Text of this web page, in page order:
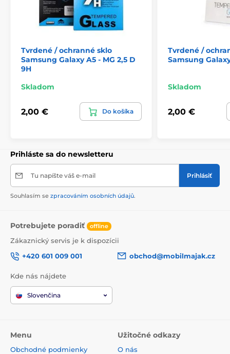
Tvrdené / ochranné sklo
Samsung Galaxy A5 - MG 2,5 D
9H
Skladom
2,00 € Do košíka
Tvrdené /
Samsung
Skladom
2,00 €
Prihláste sa do newsletteru
Tu napíšte váš e-mail Prihlásiť
Souhlasím se zpracováním osobních údajů.
Potrebujete poradiť offline
Zákaznický servis je k dispozícii
+420 601 009 001
obchod@mobilmajak.cz
Kde nás nájdete
Slovenčina
Menu
Obchodné podmienky
Užitočné odkazy
O nás